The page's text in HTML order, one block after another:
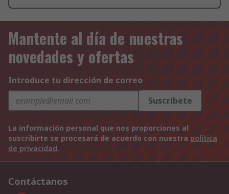
Mantente al día de nuestras
novedades y ofertas
Introduce tu dirección de correo
Suscríbete
La información personal que nos proporciones al
suscribirte se procesará de acuerdo con nuestra política
de privacidad.
Contáctanos